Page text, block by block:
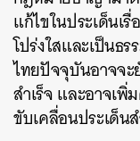
แก้ไขในประเด็นเรื่
โปร่งใสและเป็นธ
ไทยปัจจุบันอาจจะ
สำเร็จ และอาจเ
ขับเคลื่อนประเด็น